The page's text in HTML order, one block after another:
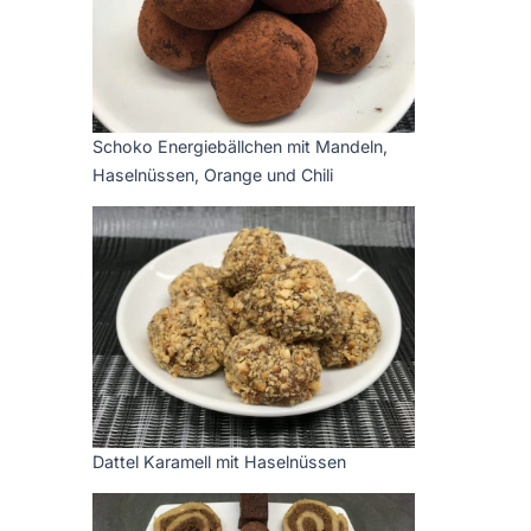
Schoko Energiebällchen mit Mandeln,
Haselnüssen, Orange und Chili
Dattel Karamell mit Haselnüssen